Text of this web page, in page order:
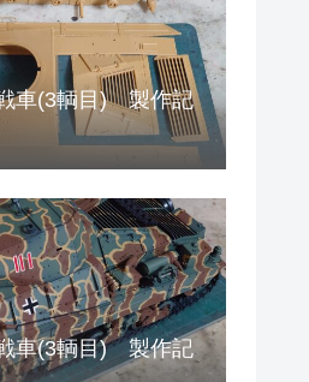
車(3輌目) 製作記
車(3輌目) 製作記